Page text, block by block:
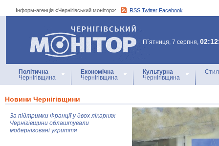
Інформ-агенція «Чернігівський монітор»: RSS Twitter Facebook
Інформ-агенція
«Чернігівський монітор»
П`ятниця, 7 серпня,
Політична
Чернігівщина
Економічна
Чернігівщина
Культурна
Чернігівщина
Новини Чернігівщини
За підтримки Франції у двох лікарнях
Чернігівщини облаштували
модернізовані укриття